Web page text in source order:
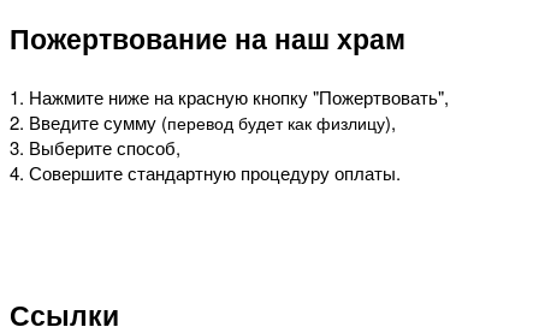
Пожертвование на наш храм
1. Нажмите ниже на красную кнопку "Пожертвовать",
2. Введите сумму (перевод будет как физлицу),
3. Выберите способ,
4. Совершите стандартную процедуру оплаты.
Ссылки